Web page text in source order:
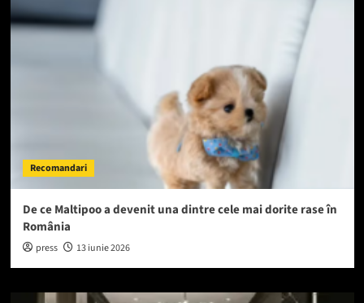
Recomandari
De ce Maltipoo a devenit una dintre cele mai dorite rase în
România
press 13 iunie 2026